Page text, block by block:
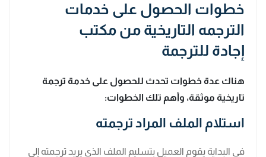
خطوات الحصول على خدمات
الترجمه التاريخية من مكتب
إجادة للترجمة
هناك عدة خطوات تحدث للحصول على خدمة ترجمة
تاريخية موثقة، وأهم تلك الخطوات:
استلام الملف المراد ترجمته
في البداية يقوم العميل بتسليم الملف الذي يريد ترجمته إلى